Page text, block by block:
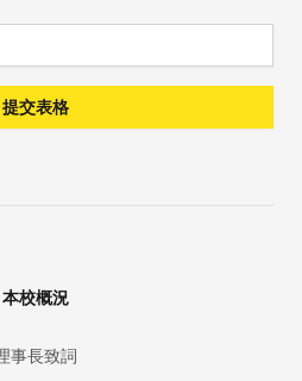
提交表格
本校概況
事長致詞